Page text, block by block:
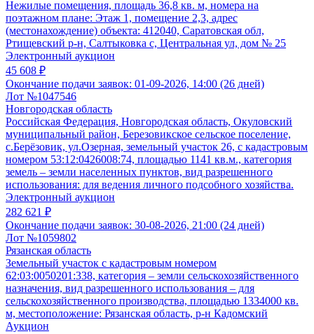
Нежилые помещения, площадь 36,8 кв. м, номера на
поэтажном плане: Этаж 1, помещение 2,3, адрес
(местонахождение) объекта: 412040, Саратовская обл,
Ртищевский р-н, Салтыковка с, Центральная ул, дом № 25
Электронный аукцион
45 608 ₽
Окончание подачи заявок: 01-09-2026, 14:00 (26 дней)
Лот №1047546
Новгородская область
Российская Федерация, Новгородская область, Окуловский
муниципальный район, Березовикское сельское поселение,
с.Берёзовик, ул.Озерная, земельный участок 26, с кадастровым
номером 53:12:0426008:74, площадью 1141 кв.м., категория
земель – земли населенных пунктов, вид разрешенного
использования: для ведения личного подсобного хозяйства.
Электронный аукцион
282 621 ₽
Окончание подачи заявок: 30-08-2026, 21:00 (24 дней)
Лот №1059802
Рязанская область
Земельный участок с кадастровым номером
62:03:0050201:338, категория – земли сельскохозяйственного
назначения, вид разрешенного использования – для
сельскохозяйственного производства, площадью 1334000 кв.
м, местоположение: Рязанская область, р-н Кадомский
Аукцион